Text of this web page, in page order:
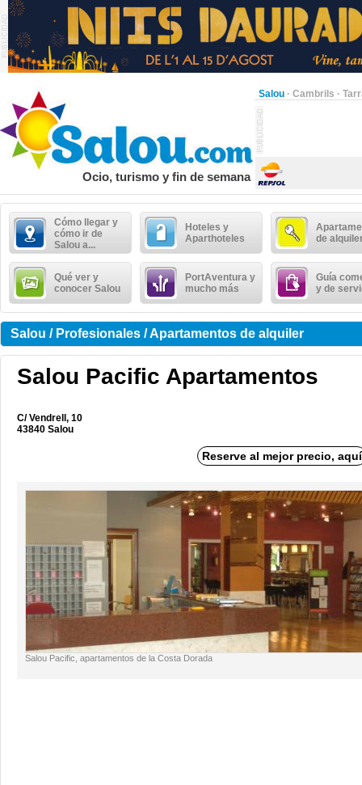
Salou · Cambrils ·
Ocio, turismo y fin de semana
Cómo llegar y
cómo ir de
Salou a...
Hoteles y
Aparthoteles
de
Qué ver y
conocer Salou
PortAventura y
mucho más
Guía
y de
Salou / Profesionales / Apartamentos de alquiler
Salou Pacific Apartamentos
C/ Vendrell, 10
43840 Salou
Reserve al mejor precio, aquí
Salou Pacific, apartamentos de la Costa Dorada